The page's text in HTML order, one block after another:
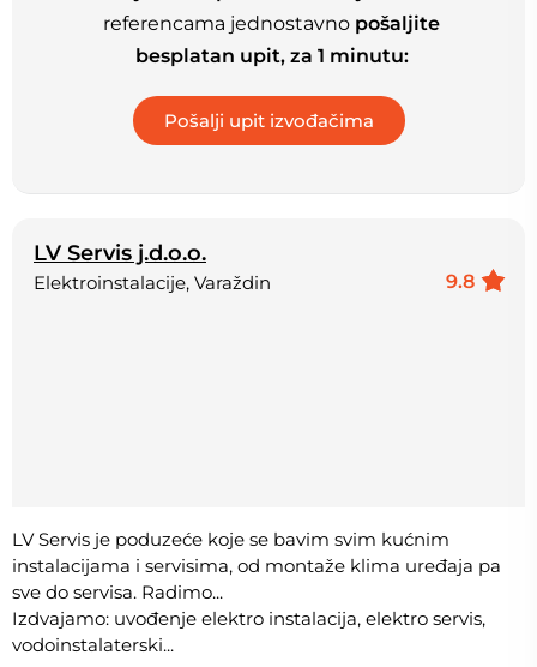
referencama jednostavno pošaljite
besplatan upit, za 1 minutu:
LV Servis j.d.o.o.
9.8
Elektroinstalacije, Varaždin
LV Servis je poduzeće koje se bavim svim kućnim
instalacijama i servisima, od montaže klima uređaja pa
sve do servisa. Radimo...
Izdvajamo: uvođenje elektro instalacija, elektro servis,
vodoinstalaterski...